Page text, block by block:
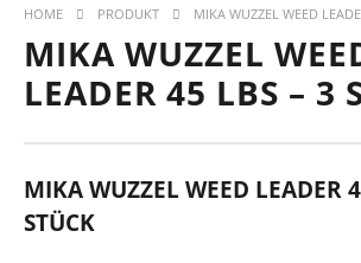
HOME PRODUKT MIKA WUZZEL WEED
MIKA WUZZEL
LEADER 45 LBS – 3
MIKA WUZZEL WEED LEADER
STÜCK